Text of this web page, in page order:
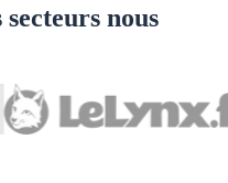
secteurs nous